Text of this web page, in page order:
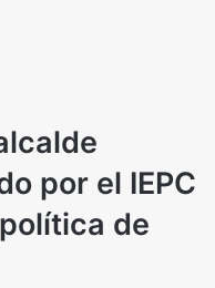
por el IEPC
de